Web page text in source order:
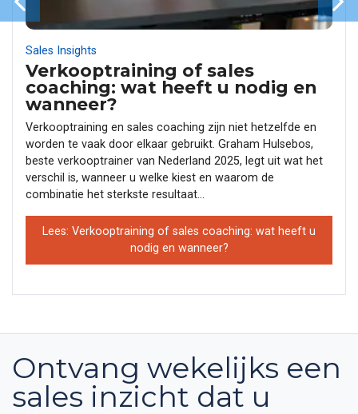
Sales Insights
Verkooptraining of sales
coaching: wat heeft u nodig en
wanneer?
Verkooptraining en sales coaching zijn niet hetzelfde en
worden te vaak door elkaar gebruikt. Graham Hulsebos,
beste verkooptrainer van Nederland 2025, legt uit wat het
verschil is, wanneer u welke kiest en waarom de
combinatie het sterkste resultaat...
Lees: Verkooptraining of sales coaching: wat heeft u
nodig en wanneer?
Ontvang wekelijks een
sales inzicht dat u